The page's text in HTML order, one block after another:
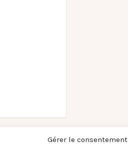
Gérer le consentement
Cahen – Atabal